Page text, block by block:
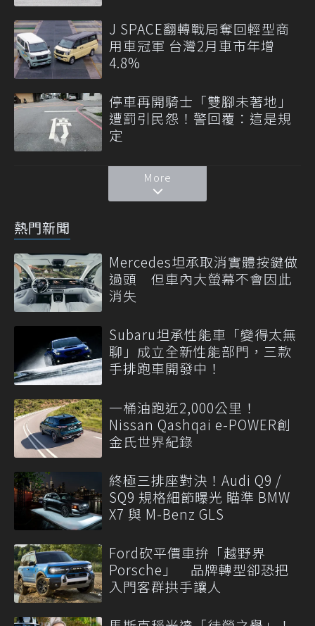
J SPACE翻轉戰局奪回輕型商
用車冠軍 台灣2月車市年增
4.8%
停車再開騎士「雙腳未著地」
遭罰引民怨！警回覆：這是規
定
More
熱門新聞
Mercedes坦承取消實體按鍵做
過頭 但車內大螢幕不會因此
消失
Subaru坦承性能車「變得太無
聊」成立全新性能部門，三款
手排跑車開發中！
一桶油跑近2,000公里！
Nissan Qashqai e-POWER創
金氏世界紀錄
終極三排座對決！Audi Q9 /
SQ9 規格細節曝光 瞄準 BMW
X7 與 M-Benz GLS
Ford砍平價車拚「越野界
Porsche」 品牌轉型卻恐把
入門客群拱手讓人